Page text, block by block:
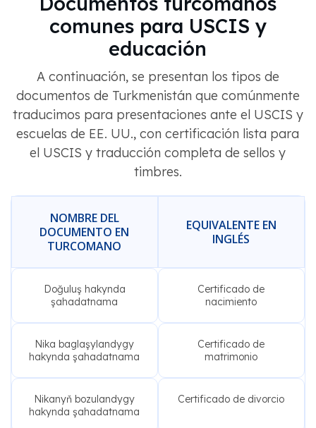
comunes para USCIS y
educación
A continuación, se presentan los tipos de
documentos de Turkmenistán que comúnmente
traducimos para presentaciones ante el USCIS y
escuelas de EE. UU., con certificación lista para
el USCIS y traducción completa de sellos y
timbres.
NOMBRE DEL
DOCUMENTO EN
TURCOMANO
EQUIVALENTE EN
INGLÉS
Doğuluş hakynda
şahadatnama
Certificado de
nacimiento
Nika baglaşylandygy
hakynda şahadatnama
Certificado de
matrimonio
Nikanyň bozulandygy
hakynda şahadatnama
Certificado de divorcio